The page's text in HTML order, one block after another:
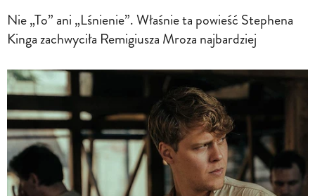
Nie „To” ani „Lśnienie”. Właśnie ta powieść Stephena
Kinga zachwyciła Remigiusza Mroza najbardziej